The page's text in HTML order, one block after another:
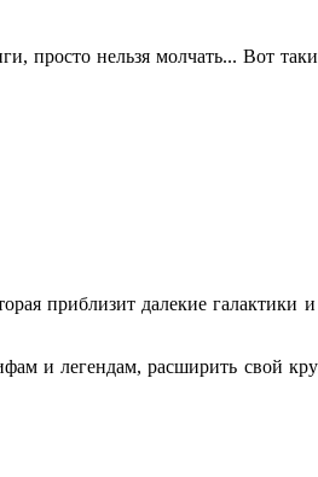
просто нельзя молчать... Вот
приблизит далекие галактики
и легендам, расширить свой